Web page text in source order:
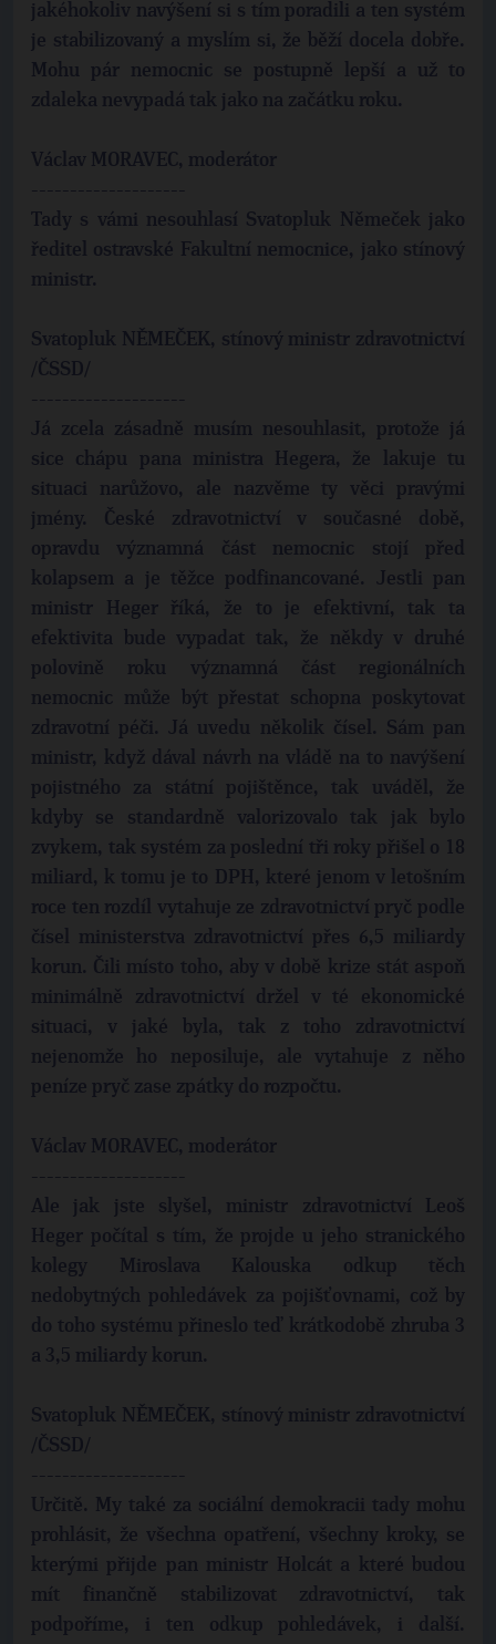
jakéhokoliv navýšení si s tím poradili a ten systém
je stabilizovaný a myslím si, že běží docela dobře.
Mohu pár nemocnic se postupně lepší a už to
zdaleka nevypadá tak jako na začátku roku.
Václav MORAVEC, moderátor
--------------------
Tady s vámi nesouhlasí Svatopluk Němeček jako
ředitel ostravské Fakultní nemocnice, jako stínový
ministr.
Svatopluk NĚMEČEK, stínový ministr zdravotnictví
/ČSSD/
--------------------
Já zcela zásadně musím nesouhlasit, protože já
sice chápu pana ministra Hegera, že lakuje tu
situaci narůžovo, ale nazvěme ty věci pravými
jmény. České zdravotnictví v současné době,
opravdu významná část nemocnic stojí před
kolapsem a je těžce podfinancované. Jestli pan
ministr Heger říká, že to je efektivní, tak ta
efektivita bude vypadat tak, že někdy v druhé
polovině roku významná část regionálních
nemocnic může být přestat schopna poskytovat
zdravotní péči. Já uvedu několik čísel. Sám pan
ministr, když dával návrh na vládě na to navýšení
pojistného za státní pojištěnce, tak uváděl, že
kdyby se standardně valorizovalo tak jak bylo
zvykem, tak systém za poslední tři roky přišel o 18
miliard, k tomu je to DPH, které jenom v letošním
roce ten rozdíl vytahuje ze zdravotnictví pryč podle
čísel ministerstva zdravotnictví přes 6,5 miliardy
korun. Čili místo toho, aby v době krize stát aspoň
minimálně zdravotnictví držel v té ekonomické
situaci, v jaké byla, tak z toho zdravotnictví
nejenomže ho neposiluje, ale vytahuje z něho
peníze pryč zase zpátky do rozpočtu.
Václav MORAVEC, moderátor
--------------------
Ale jak jste slyšel, ministr zdravotnictví Leoš
Heger počítal s tím, že projde u jeho stranického
kolegy Miroslava Kalouska odkup těch
nedobytných pohledávek za pojišťovnami, což by
do toho systému přineslo teď krátkodobě zhruba 3
a 3,5 miliardy korun.
Svatopluk NĚMEČEK, stínový ministr zdravotnictví
/ČSSD/
--------------------
Určitě. My také za sociální demokracii tady mohu
prohlásit, že všechna opatření, všechny kroky, se
kterými přijde pan ministr Holcát a které budou
mít finančně stabilizovat zdravotnictví, tak
podpoříme, i ten odkup pohledávek, i další.